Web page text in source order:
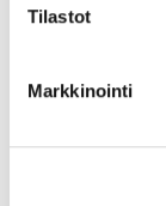
Tilastot
Markkinointi
Juristiliitto
Uutiset 12.6.2026
Akava, SAK ja